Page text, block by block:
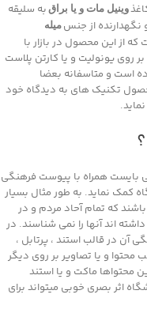
وینیل مات و یا براق به سلیقه
نگهدارنده از جنس میله
از این محصول در بازار با
روی یونولیت و یا کارتن پلاست
است و متاسفانه بعضا
تکنیک های به دیدگاه خود
بایست همراه با پیوست فرهنگی
کمک نماید. به طور مثال بسیار
که تمام آحاد مردم و در
اند آنها را نمی شناسند. در
آن در قالب استند ، پرتابل ،
محتوا و یا تصاویر بر روی دیگر
محتواها ماکت و یا استند
اثر بصری خوبی میتواند برای